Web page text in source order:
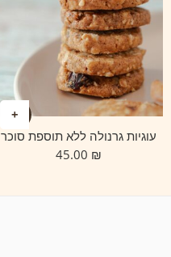
עוגיות גרנולה ללא תוספת סוכר
₪